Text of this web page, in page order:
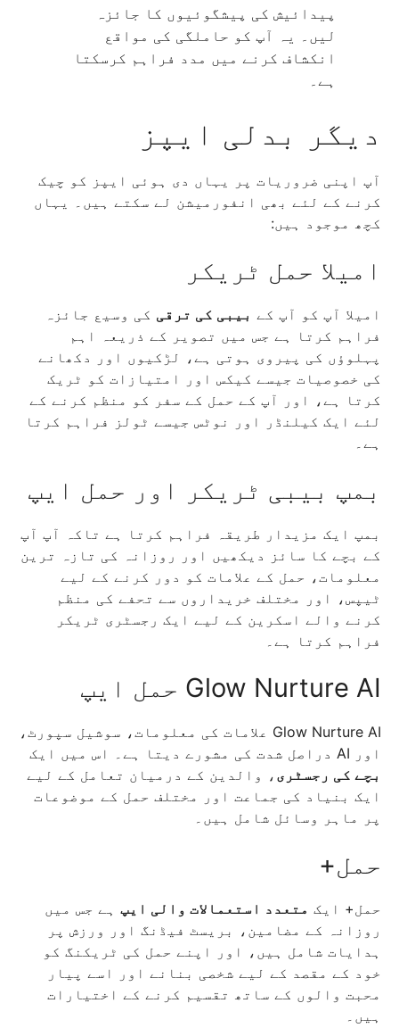
پیدائیش کی پیشگوئیوں کا جائزہ
لیں۔ یہ آپ کو حاملگی کی مواقع
انکشاف کرنے میں مدد فراہم کرسکتا
ہے۔
دیگر بدلی ایپز
آپ اپنی ضروریات پر یہاں دی ہوئی ایپز کو چیک
کرنے کے لئے بھی انفورمیشن لے سکتے ہیں۔ یہاں
کچھ موجود ہیں:
امیلا حمل ٹریکر
امیلا آپ کو آپ کے بیبی کی ترقی کی وسیع جائزہ
فراہم کرتا ہے جس میں تصویر کے ذریعہ اہم
پہلوؤں کی پیروی ہوتی ہے، لڑکیوں اور دکھانے
کی خصوصیات جیسے کيکس اور امتیازات کو ٹریک
کرتا ہے، اور آپ کے حمل کے سفر کو منظم کرنے کے
لئے ایک کیلنڈر اور نوٹس جیسے ٹولز فراہم کرتا
ہے۔
بمپ بیبی ٹریکر اور حمل ایپ
بمپ ایک مزیدار طریقہ فراہم کرتا ہے تاکہ آپ آپ
کے بچے کا سائز دیکھیں اور روزانہ کی تازہ ترین
معلومات، حمل کے علامات کو دور کرنے کے لیے
ٹیپس، اور مختلف خریداروں سے تحفے کی منظم
کرنے والے اسکرین کے لیے ایک رجسٹری ٹریکر
فراہم کرتا ہے۔
Glow Nurture AI حمل ایپ
Glow Nurture AI علامات کی معلومات، سوشیل سپورٹ،
اور AI دراصل شدت کی مشورے دیتا ہے۔ اس میں ایک
بچے کی رجسٹری ، والدین کے درمیان تعامل کے لیے
ایک بنیاد کی جماعت اور مختلف حمل کے موضوعات
پر ماہر وسائل شامل ہیں۔
حمل+
حمل+ ایک متعدد استعمالات والی ایپ ہے جس میں
روزانہ کے مضامین، بریسٹ فیڈنگ اور ورزش پر
ہدایات شامل ہیں، اور اپنے حمل کی ٹریکنگ کو
خود کے مقصد کے لیے شخصی بنانے اور اسے پیار
محبت والوں کے ساتھ تقسیم کرنے کے اختیارات
ہیں۔